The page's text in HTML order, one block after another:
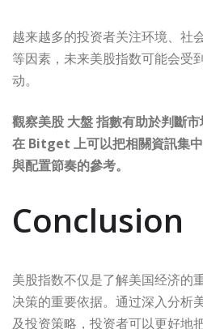
越来越多的投资者关注环境、社
等因素，未来美股指数可能会受
动。
觀察美股 大盤 指數有助於判斷
在 Bitget 上可以把相關資訊集
與配置節奏的參考。
Conclusion
美股指数不仅是了解美国经济的
决策的重要依据。通过深入分析
及投资策略，投资者可以更好地